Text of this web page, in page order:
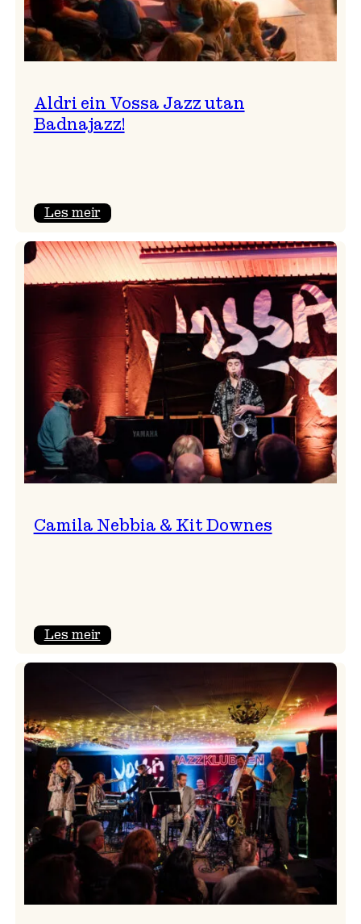
Aldri ein Vossa Jazz utan
Badnajazz!
Les meir:
ein
Vossa
Jazz
utan
Badnajazz!
Camila Nebbia & Kit Downes
Les meir:
&
Kit
Downes